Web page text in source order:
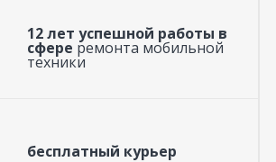
12 лет успешной работы в
сфере ремонта мобильной
техники
бесплатный курьер